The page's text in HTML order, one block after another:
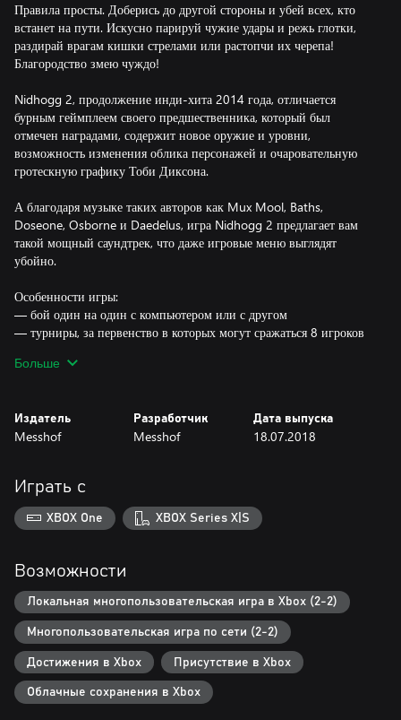
Правила просты. Доберись до другой стороны и убей всех, кто
встанет на пути. Искусно парируй чужие удары и режь глотки,
раздирай врагам кишки стрелами или растопчи их черепа!
Благородство змею чуждо!
Nidhogg 2, продолжение инди-хита 2014 года, отличается
бурным геймплеем своего предшественника, который был
отмечен наградами, содержит новое оружие и уровни,
возможность изменения облика персонажей и очаровательную
гротескную графику Тоби Диксона.
А благодаря музыке таких авторов как Mux Mool, Baths,
Doseone, Osborne и Daedelus, игра Nidhogg 2 предлагает вам
такой мощный саундтрек, что даже игровые меню выглядят
убойно.
Особенности игры:
— бой один на один с компьютером или с другом
— турниры, за первенство в которых могут сражаться 8 игроков
— возможность полностью менять облик персонажа
переменных
— возможность искать противников и устраивать частные игры
Больше
Издатель
Messhof
Разработчик
Messhof
Дата выпуска
18.07.2018
Играть с
XBOX One XBOX Series X|S
Возможности
Локальная многопользовательская игра в Xbox (2-2)
Многопользовательская игра по сети (2-2)
Достижения в Xbox Присутствие в Xbox
Облачные сохранения в Xbox